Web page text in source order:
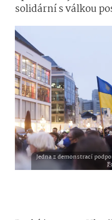
solidární s válkou
Jedna z demonstrací